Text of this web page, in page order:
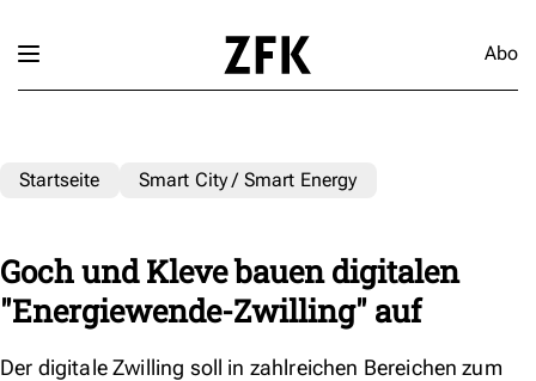
Abo
Startseite Smart City / Smart Energy
Goch und Kleve bauen digitalen
"Energiewende-Zwilling" auf
Der digitale Zwilling soll in zahlreichen Bereichen zum